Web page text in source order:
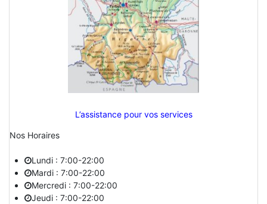
L’assistance pour vos services
Nos Horaires
Lundi : 7:00-22:00
Mardi : 7:00-22:00
Mercredi : 7:00-22:00
Jeudi : 7:00-22:00